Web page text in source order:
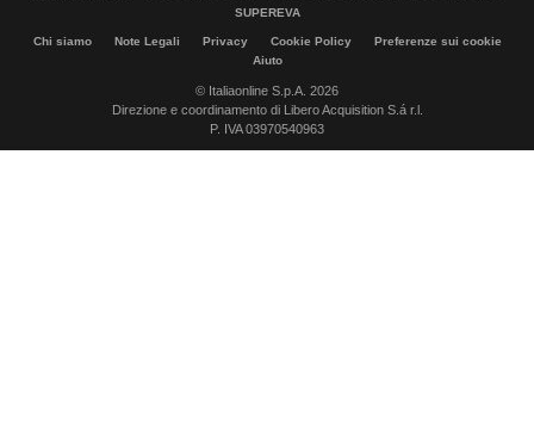
SUPEREVA
Chi siamo Note Legali Privacy Cookie Policy
Preferenze sui cookie
Aiuto
© Italiaonline S.p.A. 2026
Direzione e coordinamento di Libero Acquisition S.á r.l.
P. IVA 03970540963